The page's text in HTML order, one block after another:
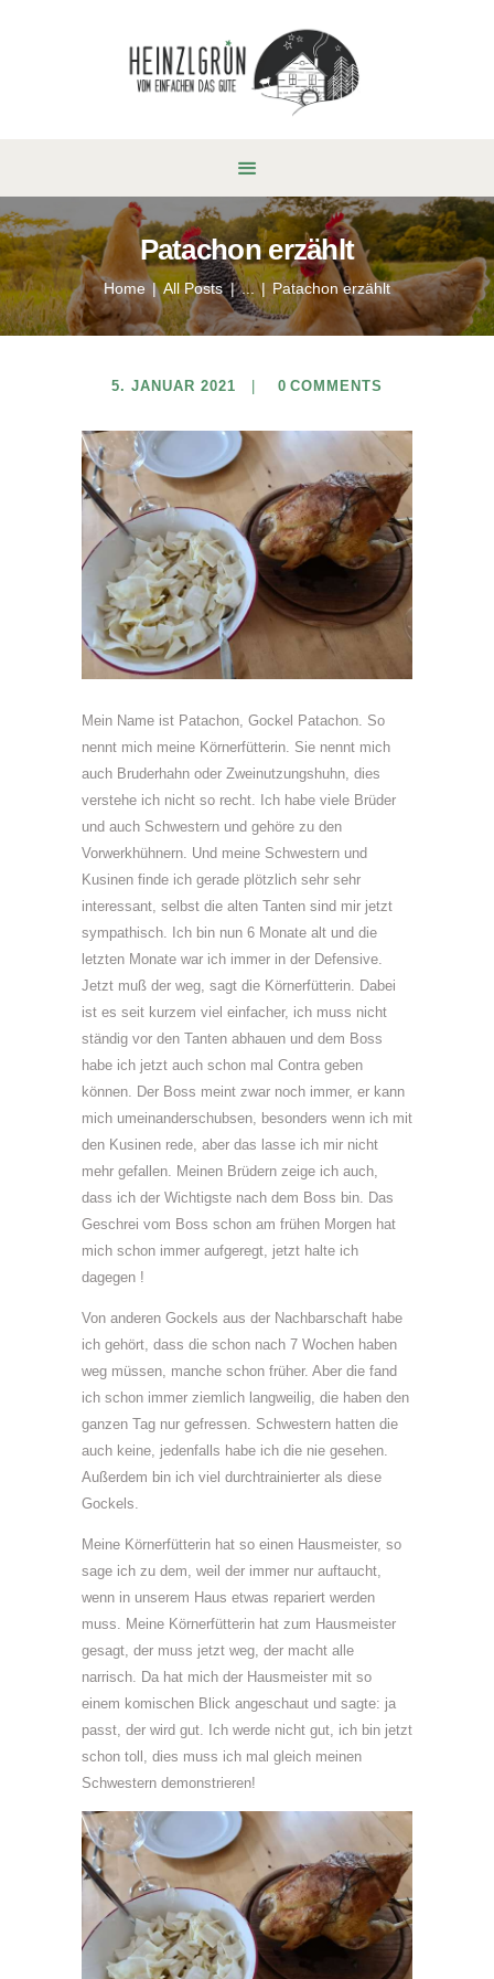
Patachon erzählt
Home All Posts ... Patachon erzählt
5. JANUAR 2021 0 COMMENTS
Mein Name ist Patachon, Gockel Patachon. So
nennt mich meine Körnerfütterin. Sie nennt mich
auch Bruderhahn oder Zweinutzungshuhn, dies
verstehe ich nicht so recht. Ich habe viele Brüder
und auch Schwestern und gehöre zu den
Vorwerkhühnern. Und meine Schwestern und
Kusinen finde ich gerade plötzlich sehr sehr
interessant, selbst die alten Tanten sind mir jetzt
sympathisch. Ich bin nun 6 Monate alt und die
letzten Monate war ich immer in der Defensive.
Jetzt muß der weg, sagt die Körnerfütterin. Dabei
ist es seit kurzem viel einfacher, ich muss nicht
ständig vor den Tanten abhauen und dem Boss
habe ich jetzt auch schon mal Contra geben
können. Der Boss meint zwar noch immer, er kann
mich umeinanderschubsen, besonders wenn ich mit
den Kusinen rede, aber das lasse ich mir nicht
mehr gefallen. Meinen Brüdern zeige ich auch,
dass ich der Wichtigste nach dem Boss bin. Das
Geschrei vom Boss schon am frühen Morgen hat
mich schon immer aufgeregt, jetzt halte ich
dagegen !
Von anderen Gockels aus der Nachbarschaft habe
ich gehört, dass die schon nach 7 Wochen haben
weg müssen, manche schon früher. Aber die fand
ich schon immer ziemlich langweilig, die haben den
ganzen Tag nur gefressen. Schwestern hatten die
auch keine, jedenfalls habe ich die nie gesehen.
Außerdem bin ich viel durchtrainierter als diese
Gockels.
Meine Körnerfütterin hat so einen Hausmeister, so
sage ich zu dem, weil der immer nur auftaucht,
wenn in unserem Haus etwas repariert werden
muss. Meine Körnerfütterin hat zum Hausmeister
gesagt, der muss jetzt weg, der macht alle
narrisch. Da hat mich der Hausmeister mit so
einem komischen Blick angeschaut und sagte: ja
passt, der wird gut. Ich werde nicht gut, ich bin jetzt
schon toll, dies muss ich mal gleich meinen
Schwestern demonstrieren!